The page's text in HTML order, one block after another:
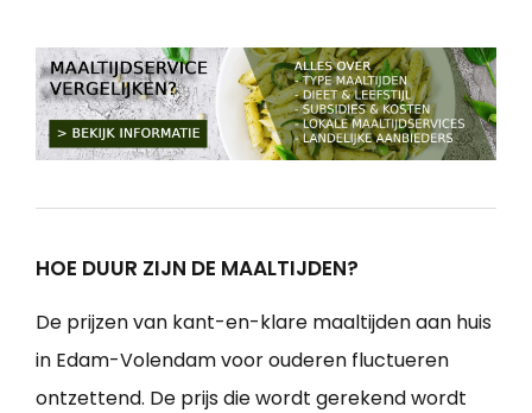
HOE DUUR ZIJN DE MAALTIJDEN?
De prijzen van kant-en-klare maaltijden aan huis
in Edam-Volendam voor ouderen fluctueren
ontzettend. De prijs die wordt gerekend wordt